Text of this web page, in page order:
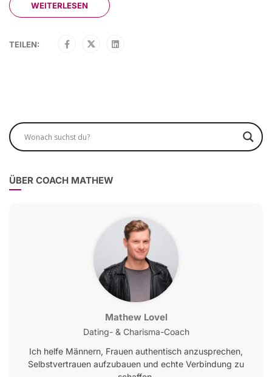
WEITERLESEN
TEILEN:
ÜBER COACH MATHEW
Mathew Lovel
Dating- & Charisma-Coach
Ich helfe Männern, Frauen authentisch anzusprechen,
Selbstvertrauen aufzubauen und echte Verbindung zu